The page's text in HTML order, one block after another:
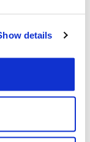
details
de
de